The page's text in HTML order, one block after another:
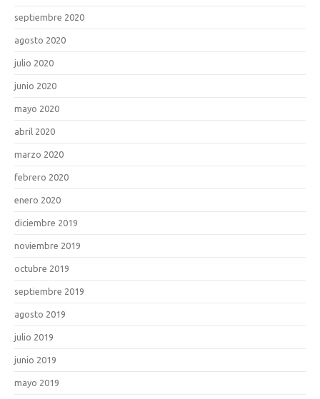
septiembre 2020
agosto 2020
julio 2020
junio 2020
mayo 2020
abril 2020
marzo 2020
febrero 2020
enero 2020
diciembre 2019
noviembre 2019
octubre 2019
septiembre 2019
agosto 2019
julio 2019
junio 2019
mayo 2019